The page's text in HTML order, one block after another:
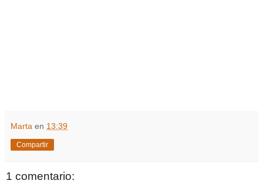
Marta en 13:39
Compartir
1 comentario: